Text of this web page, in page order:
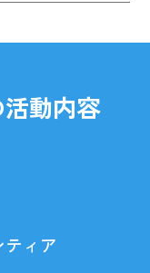
動内容
ィア